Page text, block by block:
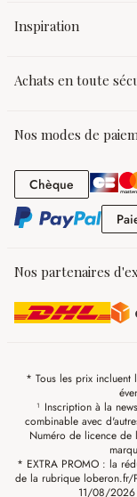
Inspiration
Achats en toute
Nos modes de
Chèque Chèque
Nos partenaires
* Tous les prix incluent
¹ Inscription à la
combinable avec
Numéro de licence de
* EXTRA PROMO : la
de la rubrique loberon.fr/
11/08/2026